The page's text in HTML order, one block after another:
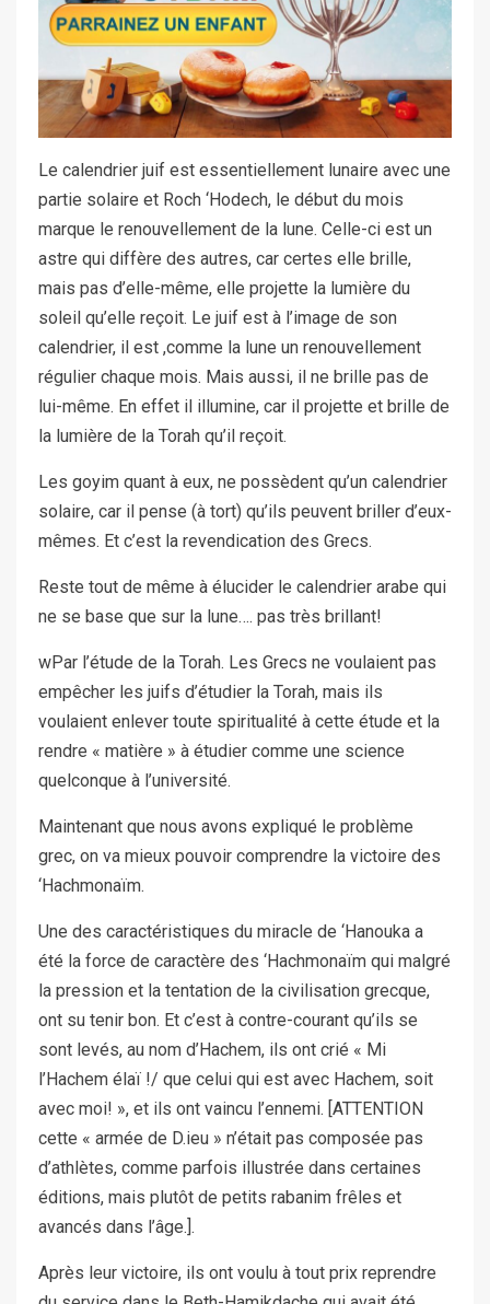
Le calendrier juif est essentiellement lunaire avec une
partie solaire et Roch ‘Hodech, le début du mois
marque le renouvellement de la lune. Celle-ci est un
astre qui diffère des autres, car certes elle brille,
mais pas d’elle-même, elle projette la lumière du
soleil qu’elle reçoit. Le juif est à l’image de son
calendrier, il est ,comme la lune un renouvellement
régulier chaque mois. Mais aussi, il ne brille pas de
lui-même. En effet il illumine, car il projette et brille de
la lumière de la Torah qu’il reçoit.
Les goyim quant à eux, ne possèdent qu’un calendrier
solaire, car il pense (à tort) qu’ils peuvent briller d’eux-
mêmes. Et c’est la revendication des Grecs.
Reste tout de même à élucider le calendrier arabe qui
ne se base que sur la lune…. pas très brillant!
wPar l’étude de la Torah. Les Grecs ne voulaient pas
empêcher les juifs d’étudier la Torah, mais ils
voulaient enlever toute spiritualité à cette étude et la
rendre « matière » à étudier comme une science
quelconque à l’université.
Maintenant que nous avons expliqué le problème
grec, on va mieux pouvoir comprendre la victoire des
‘Hachmonaïm.
Une des caractéristiques du miracle de ‘Hanouka a
été la force de caractère des ‘Hachmonaïm qui malgré
la pression et la tentation de la civilisation grecque,
ont su tenir bon. Et c’est à contre-courant qu’ils se
sont levés, au nom d’Hachem, ils ont crié « Mi
l’Hachem élaï !/ que celui qui est avec Hachem, soit
avec moi! », et ils ont vaincu l’ennemi. [ATTENTION
cette « armée de D.ieu » n’était pas composée pas
d’athlètes, comme parfois illustrée dans certaines
éditions, mais plutôt de petits rabanim frêles et
avancés dans l’âge.].
Après leur victoire, ils ont voulu à tout prix reprendre